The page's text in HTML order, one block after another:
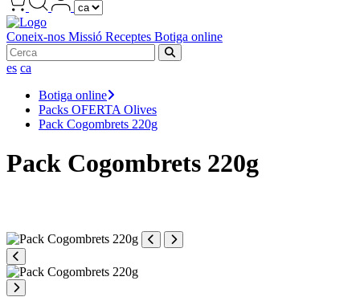
Coneix-nos Missió Receptes Botiga online
es ca
Botiga online
Packs OFERTA Olives
Pack Cogombrets 220g
Pack Cogombrets 220g